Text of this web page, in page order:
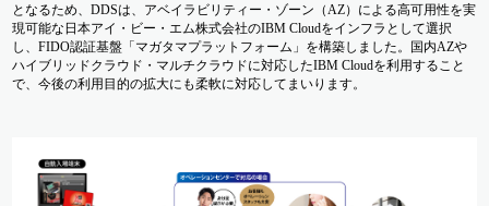
となるため、DDSは、アベイラビリティー・ゾーン（AZ）による高可用性を実
現可能な日本アイ・ビー・エム株式会社のIBM Cloudをインフラとして選択
し、FIDO認証基盤「マガタマプラットフォーム」を構築しました。国内AZや
ハイブリッドクラウド・マルチクラウドに対応したIBM Cloudを利用すること
で、今後の利用目的の拡大にも柔軟に対応してまいります。